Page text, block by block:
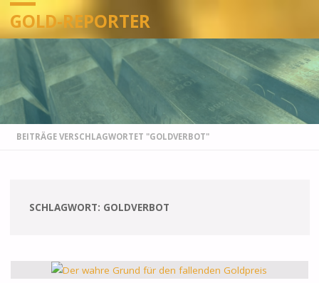
GOLD-REPORTER
STARTSEITE
BEITRÄGE VERSCHLAGWORTET "GOLDVERBOT"
SCHLAGWORT: GOLDVERBOT